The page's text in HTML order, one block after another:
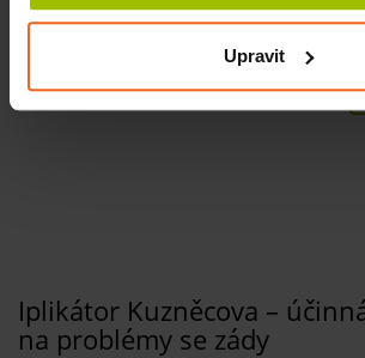
Upravit
SKLADEM
310 Kč
Iplikátor Kuzněcova –
na problémy se zády